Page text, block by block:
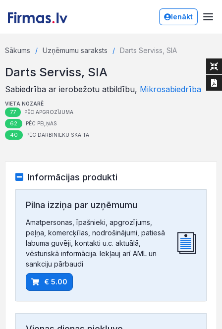
Ienākt
Sākums Uzņēmumu saraksts Darts Serviss, SIA
Darts Serviss, SIA
Sabiedrība ar ierobežotu atbildību, Mikrosabiedrība
VIETA NOZARĒ
77 PĒC APGROZĪJUMA
62 PĒC PEĻŅAS
40 PĒC DARBINIEKU SKAITA
Informācijas produkti
Pilna izziņa par uzņēmumu
Amatpersonas, īpašnieki, apgrozījums,
peļņa, komercķīlas, nodrošinājumi, patiesā
labuma guvēji, kontakti u.c. aktuālā,
vēsturiskā informācija. Iekļauj arī AML un
sankciju pārbaudi
€ 5.00